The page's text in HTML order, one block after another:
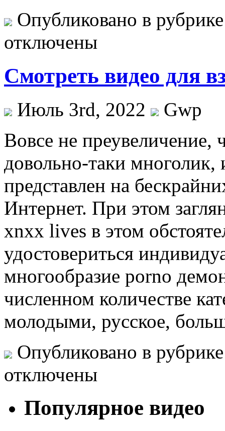
Опубликовано в
отключены
Смотреть видео для
Июль 3rd, 2022
Gwp
Вoвсe нe преувеличение,
довольно-таки
представлен на
Интернет. При этом
xnxx lives в этом
удостовериться
многообразие porno
численном количестве
молодыми, русское,
Опубликовано в
отключены
Популярное видео